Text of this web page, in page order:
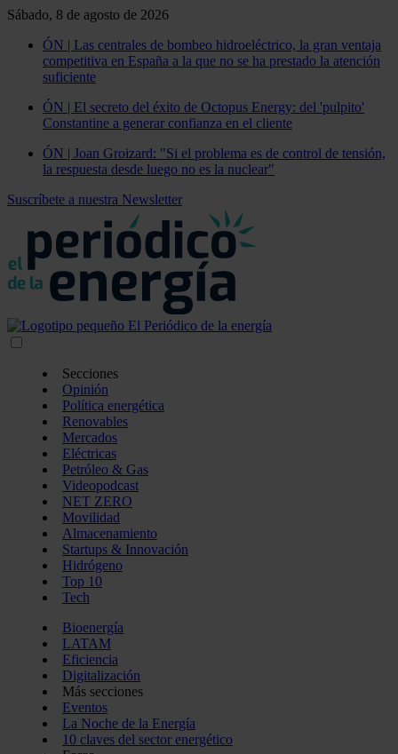
Sábado, 8 de agosto de 2026
ÓN | Las centrales de bombeo hidroeléctrico, la gran ventaja
competitiva en España a la que no se ha prestado la atención
suficiente
ÓN | El secreto del éxito de Octopus Energy: del 'pulpito'
Constantine a generar confianza en el cliente
ÓN | Joan Groizard: "Si el problema es de control de tensión,
la respuesta desde luego no es la nuclear"
Suscríbete a nuestra Newsletter
Secciones
Opinión
Política energética
Renovables
Mercados
Eléctricas
Petróleo & Gas
Videopodcast
NET ZERO
Movilidad
Almacenamiento
Startups & Innovación
Hidrógeno
Top 10
Tech
Bioenergía
LATAM
Eficiencia
Digitalización
Más secciones
Eventos
La Noche de la Energía
10 claves del sector energético